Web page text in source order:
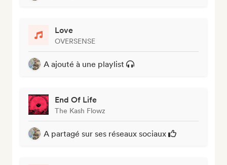
Love
OVERSENSE
A ajouté à une playlist
End Of Life
The Kash Flowz
A partagé sur ses réseaux sociaux